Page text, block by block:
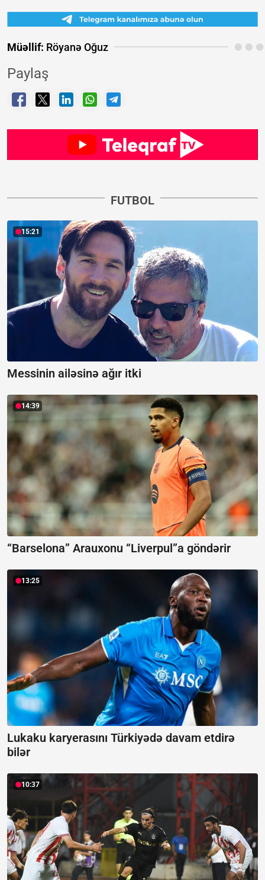
Müəllif: Röyanə Oğuz
Paylaş
FUTBOL
15:21
Messinin ailəsinə ağır itki
14:39
“Barselona” Arauxonu “Liverpul”a göndərir
13:25
Lukaku karyerasını Türkiyədə davam etdirə
bilər
10:37